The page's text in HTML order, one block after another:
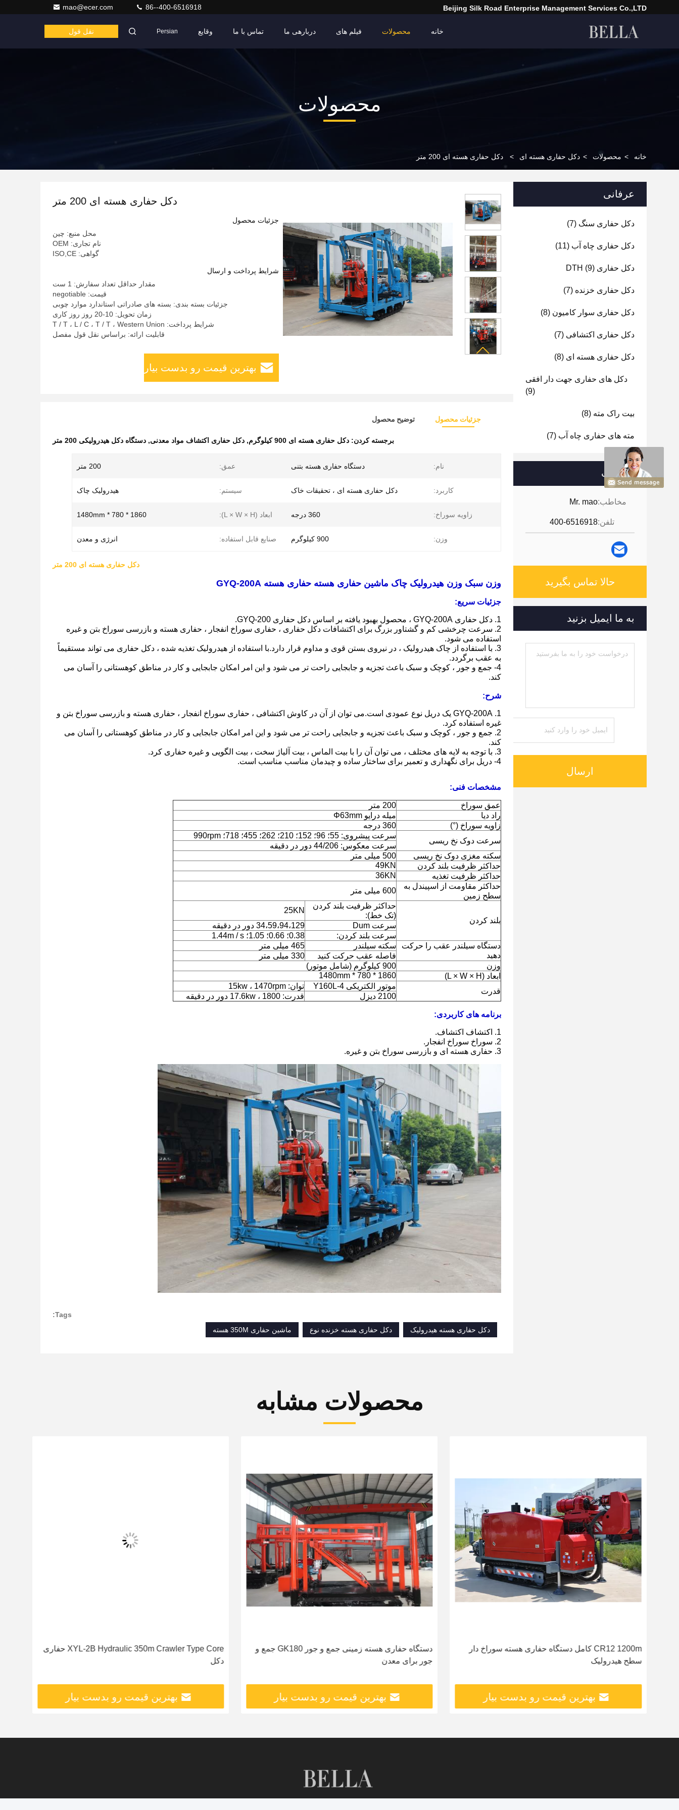
Beijing Silk Road Enterprise Management Services Co.,LTD
mao@ecer.com 86--400-6516918
خانه محصولات فیلم های دربارهی ما تماس با ما وقایع Persian نقل قول
محصولات
خانه > محصولات > دکل حفاری هسته ای > دکل حفاری هسته ای 200 متر
عرفانی
دکل حفاری سنگ (7)
دکل حفاری چاه آب (11)
دکل حفاری DTH (9)
دکل حفاری خزنده (7)
دکل حفاری سوار کامیون (8)
دکل حفاری اکتشافی (7)
دکل حفاری هسته ای (8)
دکل های حفاری جهت دار افقی
(9)
بیت راک مته (8)
مته های حفاری چاه آب (7)
مخاطب
مخاطب:Mr. mao
تلفن:400-6516918
حالا تماس بگیرید
به ما ایمیل بزنید
ارسال
دکل حفاری هسته ای 200 متر
جزئیات محصول
محل منبع: چین
نام تجاری: OEM
گواهی: ISO,CE
شرایط پرداخت و ارسال
مقدار حداقل تعداد سفارش: 1 ست
قیمت: negotiable
جزئیات بسته بندی: بسته های صادراتی استاندارد موارد چوبی
زمان تحویل: 10-20 روز روز کاری
شرایط پرداخت: T / T ، L / C ، T / T ، Western Union
قابلیت ارائه: براساس نقل قول مفصل
بهترین قیمت رو بدست بیار
جزئیات محصول توضیح محصول
برجسته کردن: دکل حفاری هسته ای 900 کیلوگرم , دکل حفاری اکتشاف مواد معدنی, دستگاه دکل هیدرولیکی 200 متر
نام: دستگاه حفاری هسته بتنی عمق: 200 متر
کاربرد: دکل حفاری هسته ای ، تحقیقات خاک سیستم: هیدرولیک چاک
زاویه سوراخ: 360 درجه ابعاد (L × W × H): 1860 * 780 * 1480mm
وزن: 900 کیلوگرم صنایع قابل استفاده: انرژی و معدن
دکل حفاری هسته ای 200 متر
وزن سبک وزن هیدرولیک چاک ماشین حفاری هسته حفاری هسته GYQ-200A
جزئیات سریع:
1. دکل حفاری GYQ-200A ، محصول بهبود یافته بر اساس دکل حفاری GYQ-200.
2. سرعت چرخشی کم و گشتاور بزرگ برای اکتشافات دکل حفاری ، حفاری سوراخ انفجار ، حفاری هسته و بازرسی سوراخ بتن و غیره
استفاده می شود.
3. با استفاده از چاک هیدرولیک ، در نیروی بستن قوی و مداوم قرار دارد.با استفاده از هیدرولیک تغذیه شده ، دکل حفاری می تواند مستقیماً
به عقب برگردد.
4- جمع و جور ، کوچک و سبک باعث تجزیه و جابجایی راحت تر می شود و این امر امکان جابجایی و کار در مناطق کوهستانی را آسان می
کند.
شرح:
1. GYQ-200A یک دریل نوع عمودی است.می توان از آن در کاوش اکتشافی ، حفاری سوراخ انفجار ، حفاری هسته و بازرسی سوراخ بتن و
غیره استفاده کرد.
2. جمع و جور ، کوچک و سبک باعث تجزیه و جابجایی راحت تر می شود و این امر امکان جابجایی و کار در مناطق کوهستانی را آسان می
کند.
3. با توجه به لایه های مختلف ، می توان آن را با بیت الماس ، بیت آلیاژ سخت ، بیت الگویی و غیره حفاری کرد.
4- دریل برای نگهداری و تعمیر برای ساختار ساده و چیدمان مناسب مناسب است.
مشخصات فنی:
عمق سوراخ
200 متر
راد دیا
میله درایو Φ63mm
زاویه سوراخ (°)
360 درجه
سرعت دوک نخ ریسی
سرعت پیشروی: 55؛ 96؛ 152؛ 210؛ 262؛ 455؛ 718؛ 990rpm
سرعت معکوس: 44/206 دور در دقیقه
سکته مغزی دوک نخ ریسی
500 میلی متر
حداکثر ظرفیت بلند کردن
49KN
حداکثر ظرفیت تغذیه
36KN
حداکثر مقاومت از اسپیندل به
سطح زمین
600 میلی متر
بلند کردن
حداکثر ظرفیت بلند کردن
(تک خط):
25KN
سرعت Dum
34،59،94،129 دور در دقیقه
سرعت بلند کردن:
0.38؛ 0.66؛ 1.05؛ 1.44m / s
دستگاه سیلندر عقب را حرکت
دهید
سكته سيلندر
465 میلی متر
فاصله عقب حرکت کنید
330 میلی متر
وزن
900 کیلوگرم (شامل موتور)
ابعاد (L × W × H)
1860 * 780 * 1480mm
قدرت
موتور الکتریکی Y160L-4
توان: 15kw ، 1470rpm
2100 دیزل
قدرت: 17.6kw ، 1800 دور در دقیقه
برنامه های کاربردی:
1. اکتشاف اکتشاف.
2. سوراخ سوراخ انفجار.
3. حفاری هسته ای و بازرسی سوراخ بتن و غیره.
Tags:
دکل حفاری هسته هیدرولیک
دکل حفاری هسته خزنده نوع ماشین حفاری 350M هسته
محصولات مشابه
CR12 1200m کامل دستگاه حفاری هسته سوراخ دار
سطح هیدرولیک
بهترین قیمت رو بدست بیار
دستگاه حفاری هسته زمینی جمع و جور GK180 جمع و
جور برای معدن
بهترین قیمت رو بدست بیار
XYL-2B Hydraulic 350m Crawler Type Core حفاری
دکل
بهترین قیمت رو بدست بیار